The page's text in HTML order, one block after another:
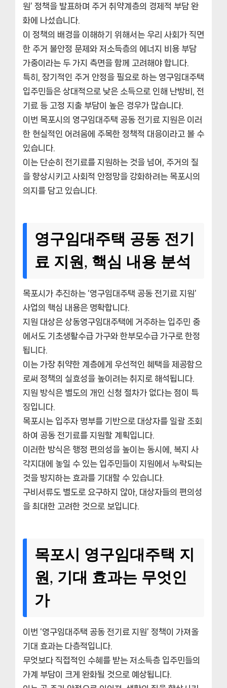
원’ 정책을 발표하며 주거 취약계층의 경제적 부담 완
화에 나섰습니다.
이 정책의 배경을 이해하기 위해서는 우리 사회가 직면
한 주거 불안정 문제와 저소득층의 에너지 비용 부담
가중이라는 두 가지 측면을 함께 고려해야 합니다.
특히, 장기적인 주거 안정을 필요로 하는 영구임대주택
입주민들은 상대적으로 낮은 소득으로 인해 난방비, 전
기료 등 고정 지출 부담이 높은 경우가 많습니다.
이번 목포시의 영구임대주택 공동 전기료 지원은 이러
한 현실적인 어려움에 주목한 정책적 대응이라고 볼 수
있습니다.
이는 단순히 전기료를 지원하는 것을 넘어, 주거의 질
을 향상시키고 사회적 안정망을 강화하려는 목포시의
의지를 담고 있습니다.
영구임대주택 공동 전기
료 지원, 핵심 내용 분석
목포시가 추진하는 ‘영구임대주택 공동 전기료 지원’
사업의 핵심 내용은 명확합니다.
지원 대상은 상동영구임대주택에 거주하는 입주민 중
에서도 기초생활수급 가구와 한부모수급 가구로 한정
됩니다.
이는 가장 취약한 계층에게 우선적인 혜택을 제공함으
로써 정책의 실효성을 높이려는 취지로 해석됩니다.
지원 방식은 별도의 개인 신청 절차가 없다는 점이 특
징입니다.
목포시는 입주자 명부를 기반으로 대상자를 일괄 조회
하여 공동 전기료를 지원할 계획입니다.
이러한 방식은 행정 편의성을 높이는 동시에, 복지 사
각지대에 놓일 수 있는 입주민들이 지원에서 누락되는
것을 방지하는 효과를 기대할 수 있습니다.
구비서류도 별도로 요구하지 않아, 대상자들의 편의성
을 최대한 고려한 것으로 보입니다.
목포시 영구임대주택 지
원, 기대 효과는 무엇인
가
이번 ‘영구임대주택 공동 전기료 지원’ 정책이 가져올
기대 효과는 다층적입니다.
무엇보다 직접적인 수혜를 받는 저소득층 입주민들의
가계 부담이 크게 완화될 것으로 예상됩니다.